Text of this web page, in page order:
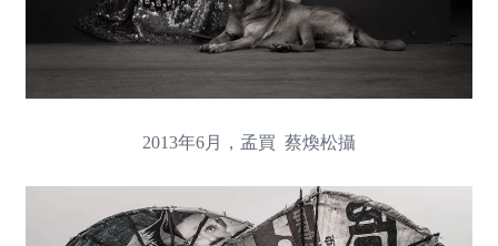
2013年6月，孟買 蔡煥松攝